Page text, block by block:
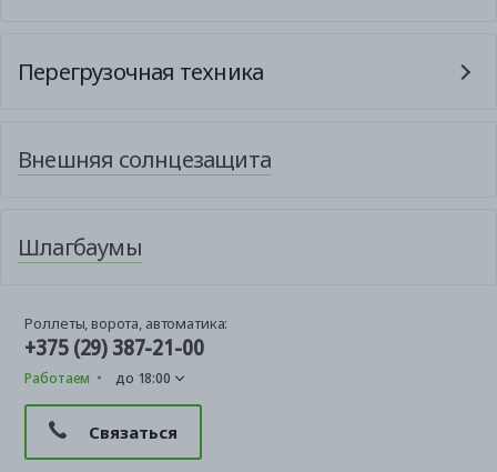
Перегрузочная техника
Внешняя солнцезащита
Шлагбаумы
Роллеты, ворота, автоматика:
+375 (29) 387-21-00
Работаем до 18:00
Связаться